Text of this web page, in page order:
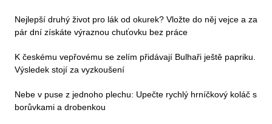
Nejlepší druhý život pro lák od okurek? Vložte do něj vejce a za
pár dní získáte výraznou chuťovku bez práce
K českému vepřovému se zelím přidávají Bulhaři ještě papriku.
Výsledek stojí za vyzkoušení
Nebe v puse z jednoho plechu: Upečte rychlý hrníčkový koláč s
borůvkami a drobenkou